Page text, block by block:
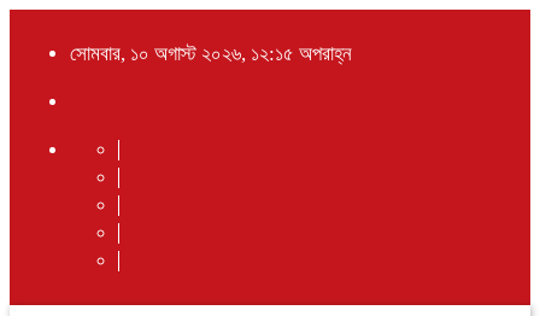
সোমবার, ১০ অগাস্ট ২০২৬, ১২:১৫ অপরাহ্ন